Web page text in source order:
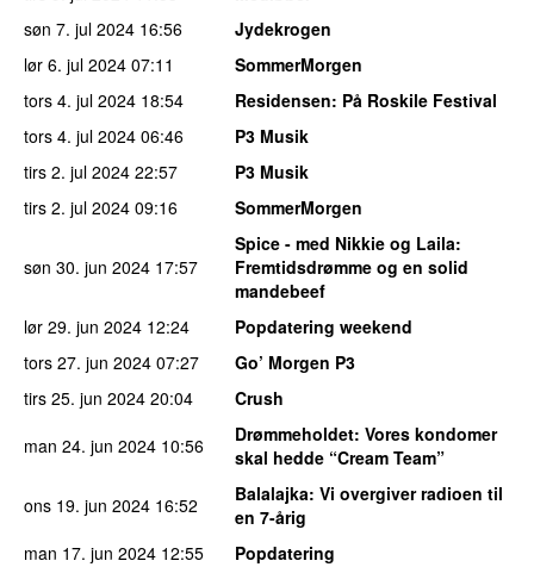
søn 7. jul 2024 16:56
Jydekrogen
lør 6. jul 2024 07:11
SommerMorgen
tors 4. jul 2024 18:54 Residensen: På Roskile Festival
tors 4. jul 2024 06:46
P3 Musik
tirs 2. jul 2024 22:57
P3 Musik
tirs 2. jul 2024 09:16 SommerMorgen
søn 30. jun 2024 17:57
Spice - med Nikkie og Laila:
Fremtidsdrømme og en solid
mandebeef
lør 29. jun 2024 12:24
Popdatering weekend
tors 27. jun 2024 07:27
Go’ Morgen P3
tirs 25. jun 2024 20:04
Crush
man 24. jun 2024 10:56 Drømmeholdet: Vores kondomer
skal hedde “Cream Team”
ons 19. jun 2024 16:52 Balalajka: Vi overgiver radioen til
en 7-årig
man 17. jun 2024 12:55
Popdatering